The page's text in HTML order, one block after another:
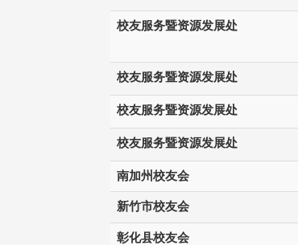
校友服务暨资源发展处
校友服务暨资源发展处
校友服务暨资源发展处
校友服务暨资源发展处
南加州校友会
新竹市校友会
彰化县校友会